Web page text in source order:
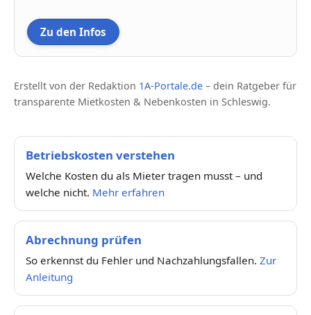
Zu den Infos
Erstellt von der Redaktion 1A-Portale.de – dein Ratgeber für
transparente Mietkosten & Nebenkosten in Schleswig.
Betriebskosten verstehen
Welche Kosten du als Mieter tragen musst – und
welche nicht. Mehr erfahren
Abrechnung prüfen
So erkennst du Fehler und Nachzahlungsfallen. Zur
Anleitung